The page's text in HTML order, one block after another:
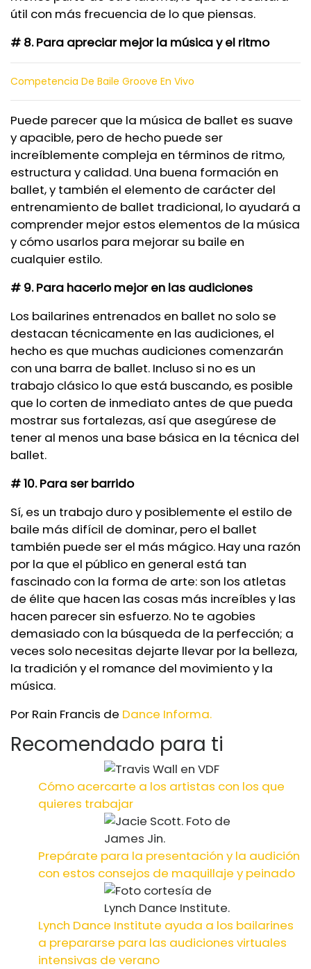
útil con más frecuencia de lo que piensas.
# 8. Para apreciar mejor la música y el ritmo
Competencia De Baile Groove En Vivo
Puede parecer que la música de ballet es suave
y apacible, pero de hecho puede ser
increíblemente compleja en términos de ritmo,
estructura y calidad. Una buena formación en
ballet, y también el elemento de carácter del
entrenamiento de ballet tradicional, lo ayudará a
comprender mejor estos elementos de la música
y cómo usarlos para mejorar su baile en
cualquier estilo.
# 9. Para hacerlo mejor en las audiciones
Los bailarines entrenados en ballet no solo se
destacan técnicamente en las audiciones, el
hecho es que muchas audiciones comenzarán
con una barra de ballet. Incluso si no es un
trabajo clásico lo que está buscando, es posible
que lo corten de inmediato antes de que pueda
mostrar sus fortalezas, así que asegúrese de
tener al menos una base básica en la técnica del
ballet.
# 10. Para ser barrido
Sí, es un trabajo duro y posiblemente el estilo de
baile más difícil de dominar, pero el ballet
también puede ser el más mágico. Hay una razón
por la que el público en general está tan
fascinado con la forma de arte: son los atletas
de élite que hacen las cosas más increíbles y las
hacen parecer sin esfuerzo. No te agobies
demasiado con la búsqueda de la perfección; a
veces solo necesitas dejarte llevar por la belleza,
la tradición y el romance del movimiento y la
música.
Por Rain Francis de Dance Informa.
Recomendado para ti
Cómo acercarte a los artistas con los que
quieres trabajar
Prepárate para la presentación y la audición
con estos consejos de maquillaje y peinado
Lynch Dance Institute ayuda a los bailarines
a prepararse para las audiciones virtuales
intensivas de verano